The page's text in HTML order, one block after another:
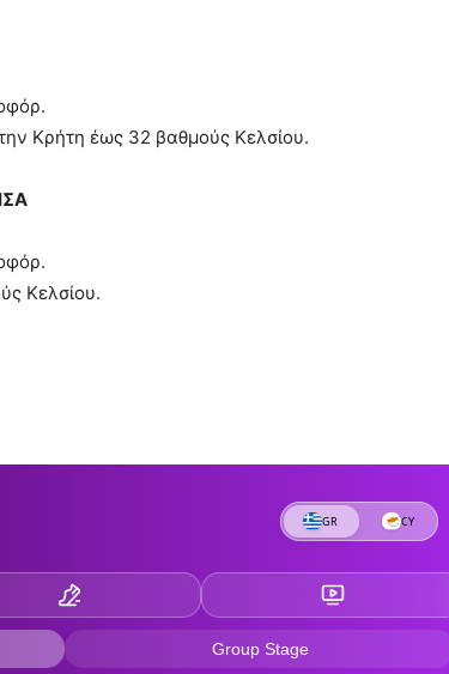
Κρήτη έως 32 βαθμούς Κελσίου.
Κελσίου.